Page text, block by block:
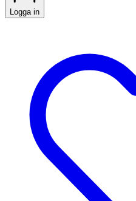
Logga in